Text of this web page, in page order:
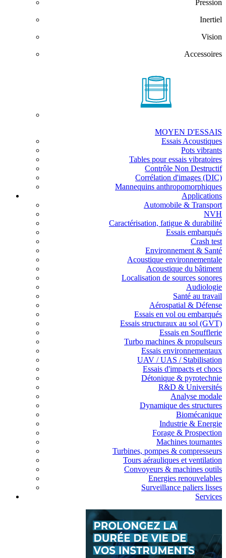
Pression
Inertiel
Vision
Accessoires
MOYEN D'ESSAIS
Essais Acoustiques
Pots vibrants
Tables pour essais vibratoires
Contrôle Non Destructif
Corrélation d'images (DIC)
Mannequins anthropomorphiques
Applications
Automobile & Transport
NVH
Caractérisation, fatigue & durabilité
Essais embarqués
Crash test
Environnement & Santé
Acoustique environnementale
Acoustique du bâtiment
Localisation de sources sonores
Audiologie
Santé au travail
Aérospatial & Défense
Essais en vol ou embarqués
Essais structuraux au sol (GVT)
Essais en Soufflerie
Turbo machines & propulseurs
Essais environnementaux
UAV / UAS / Stabilisation
Essais d'impacts et chocs
Détonique & pyrotechnie
R&D & Universités
Analyse modale
Dynamique des structures
Biomécanique
Industrie & Energie
Forage & Prospection
Machines tournantes
Turbines, pompes & compresseurs
Tours aérauliques et ventilation
Convoyeurs & machines outils
Energies renouvelables
Surveillance paliers lisses
Services